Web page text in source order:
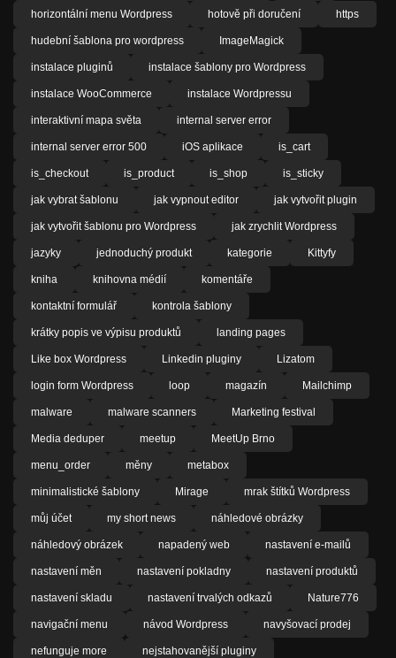
horizontální menu Wordpress hotově při doručení https
hudební šablona pro wordpress ImageMagick
instalace pluginů instalace šablony pro Wordpress
instalace WooCommerce instalace Wordpressu
interaktivní mapa světa internal server error
internal server error 500 iOS aplikace is_cart
is_checkout is_product is_shop is_sticky
jak vybrat šablonu jak vypnout editor jak vytvořit plugin
jak vytvořit šablonu pro Wordpress jak zrychlit Wordpress
jazyky jednoduchý produkt kategorie Kittyfy
kniha knihovna médií komentáře
kontaktní formulář kontrola šablony
krátky popis ve výpisu produktů landing pages
Like box Wordpress Linkedin pluginy Lizatom
login form Wordpress loop magazín Mailchimp
malware malware scanners Marketing festival
Media deduper meetup MeetUp Brno
menu_order měny metabox
minimalistické šablony Mirage mrak štítků Wordpress
můj účet my short news náhledové obrázky
náhledový obrázek napadený web nastavení e-mailů
nastavení měn nastavení pokladny nastavení produktů
nastavení skladu nastavení trvalých odkazů Nature776
navigační menu návod Wordpress navyšovací prodej
nefunguje more nejstahovanější pluginy